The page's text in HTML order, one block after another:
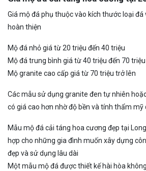
Giá mộ đá phụ thuộc vào kích thước loại đá
hoàn thiện
Mộ đá nhỏ giá từ 20 triệu đến 40 triệu
Mộ đá trung bình giá từ 40 triệu đến 70 triệu
Mộ granite cao cấp giá từ 70 triệu trở lên
Các mẫu sử dụng granite đen tự nhiên
có giá cao hơn nhờ độ bền và tính thẩm mỹ
Mẫu mộ đá cải táng hoa cương đẹp tại
hợp cho những gia đình muốn xây dựng
đẹp và sử dụng lâu dài
Một mẫu mộ đá được thiết kế hài hòa